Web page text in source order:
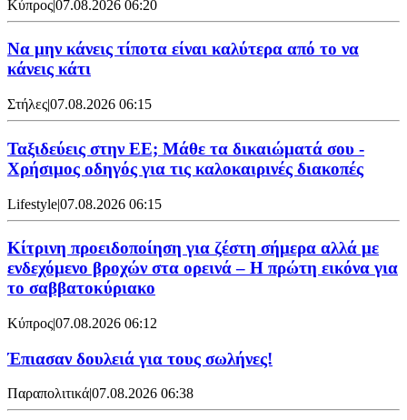
Κύπρος|07.08.2026 06:20
Να μην κάνεις τίποτα είναι καλύτερα από το να
κάνεις κάτι
Στήλες|07.08.2026 06:15
Ταξιδεύεις στην ΕΕ; Μάθε τα δικαιώματά σου -
Χρήσιμος οδηγός για τις καλοκαιρινές διακοπές
Lifestyle|07.08.2026 06:15
Κίτρινη προειδοποίηση για ζέστη σήμερα αλλά με
ενδεχόμενο βροχών στα ορεινά – Η πρώτη εικόνα για
το σαββατοκύριακο
Κύπρος|07.08.2026 06:12
Έπιασαν δουλειά για τους σωλήνες!
Παραπολιτικά|07.08.2026 06:38